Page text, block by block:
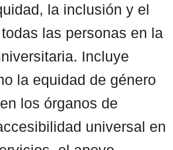
la inclusión y el
las personas en la
Incluye
la equidad de género
los órganos de
universal en